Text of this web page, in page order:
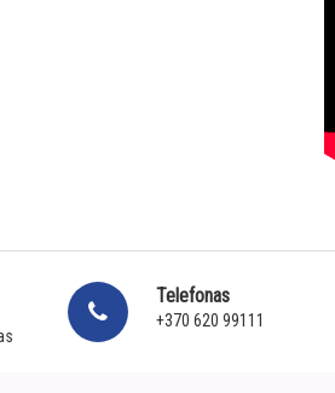
Telefonas
+370 620 99111